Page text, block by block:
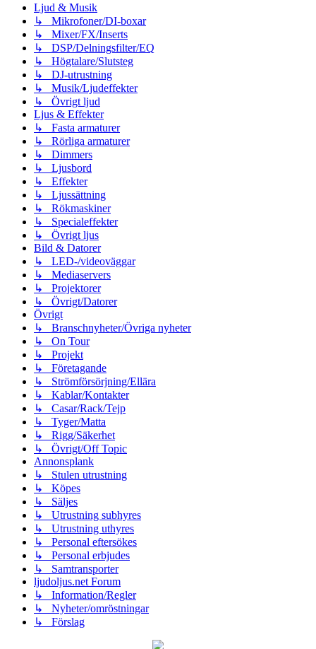
Ljud & Musik
↳ Mikrofoner/DI-boxar
↳ Mixer/FX/Inserts
↳ DSP/Delningsfilter/EQ
↳ Högtalare/Slutsteg
↳ DJ-utrustning
↳ Musik/Ljudeffekter
↳ Övrigt ljud
Ljus & Effekter
↳ Fasta armaturer
↳ Rörliga armaturer
↳ Dimmers
↳ Ljusbord
↳ Effekter
↳ Ljussättning
↳ Rökmaskiner
↳ Specialeffekter
↳ Övrigt ljus
Bild & Datorer
↳ LED-/videoväggar
↳ Mediaservers
↳ Projektorer
↳ Övrigt/Datorer
Övrigt
↳ Branschnyheter/Övriga nyheter
↳ On Tour
↳ Projekt
↳ Företagande
↳ Strömförsörjning/Ellära
↳ Kablar/Kontakter
↳ Casar/Rack/Tejp
↳ Tyger/Matta
↳ Rigg/Säkerhet
↳ Övrigt/Off Topic
Annonsplank
↳ Stulen utrustning
↳ Köpes
↳ Säljes
↳ Utrustning subhyres
↳ Utrustning uthyres
↳ Personal eftersökes
↳ Personal erbjudes
↳ Samtransporter
ljudoljus.net Forum
↳ Information/Regler
↳ Nyheter/omröstningar
↳ Förslag